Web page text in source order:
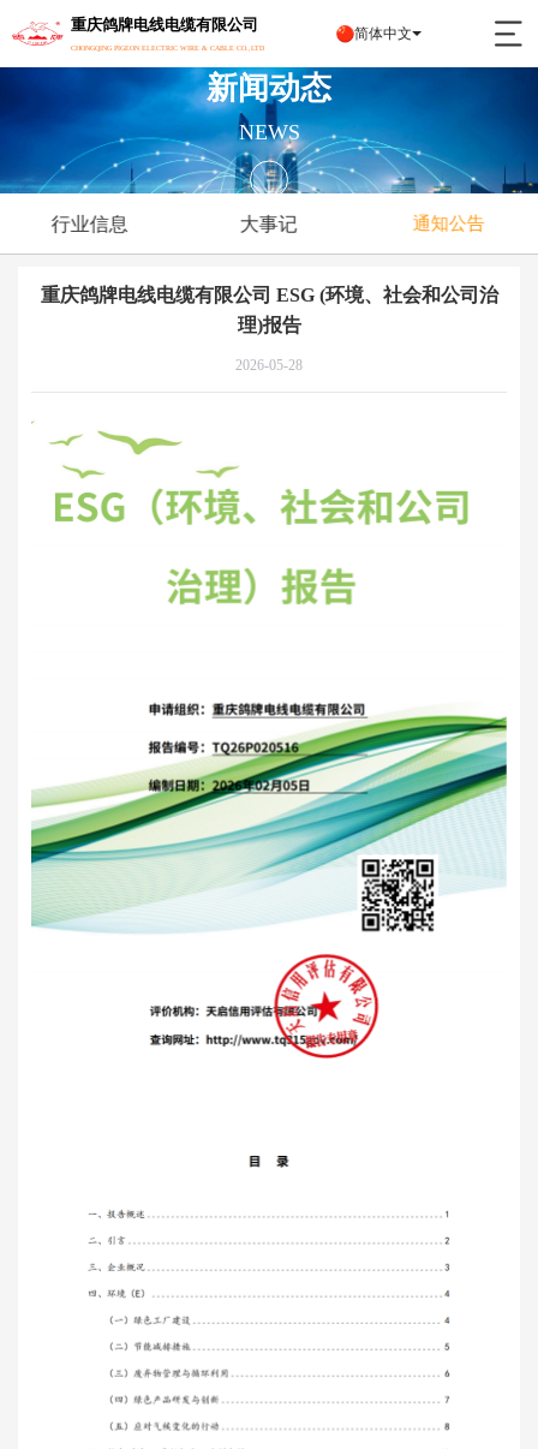
重庆鸽牌电线电缆有限公司
CHONGQING PIGEON ELECTRIC WIRE & CABLE CO.,LTD
简体中文
新闻动态
NEWS
行业信息 大事记 通知公告
重庆鸽牌电线电缆有限公司 ESG (环境、社会和公司治
理)报告
2026-05-28